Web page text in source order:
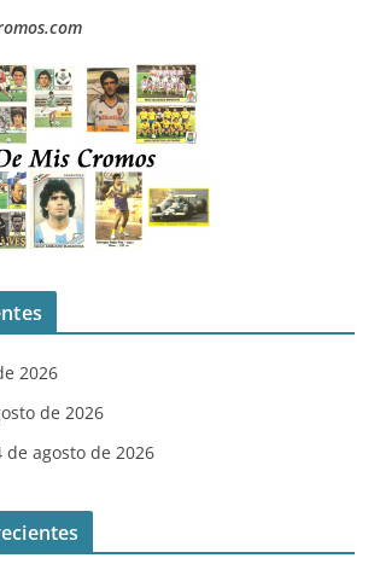
2026
de 2026
de agosto de 2026